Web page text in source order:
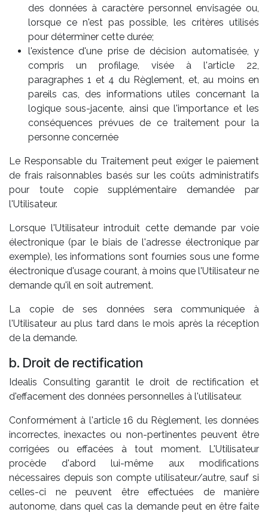
des données à caractère personnel envisagée ou,
lorsque ce n'est pas possible, les critères utilisés
pour déterminer cette durée;
l'existence d'une prise de décision automatisée, y
compris un profilage, visée à l'article 22,
paragraphes 1 et 4 du Règlement, et, au moins en
pareils cas, des informations utiles concernant la
logique sous-jacente, ainsi que l'importance et les
conséquences prévues de ce traitement pour la
personne concernée
Le Responsable du Traitement peut exiger le paiement
de frais raisonnables basés sur les coûts administratifs
pour toute copie supplémentaire demandée par
l'Utilisateur.
Lorsque l'Utilisateur introduit cette demande par voie
électronique (par le biais de l'adresse électronique par
exemple), les informations sont fournies sous une forme
électronique d'usage courant, à moins que l'Utilisateur ne
demande qu'il en soit autrement.
La copie de ses données sera communiquée à
l'Utilisateur au plus tard dans le mois après la réception
de la demande.
b. Droit de rectification
Idealis Consulting garantit le droit de rectification et
d'effacement des données personnelles à l'utilisateur.
Conformément à l'article 16 du Règlement, les données
incorrectes, inexactes ou non-pertinentes peuvent être
corrigées ou effacées à tout moment. L'Utilisateur
procède d'abord lui-même aux modifications
nécessaires depuis son compte utilisateur/autre, sauf si
celles-ci ne peuvent être effectuées de manière
autonome, dans quel cas la demande peut en être faite